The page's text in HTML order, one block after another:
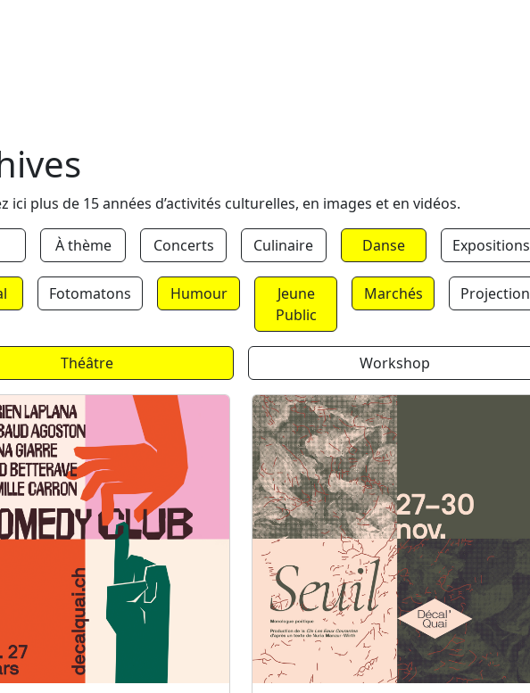
ici plus de 15 années d’activités culturelles, en images et en vidéos.
À thème Concerts Culinaire Danse Expositions
Fotomatons Humour
Jeune
Public
Marchés Projection
Théâtre Workshop